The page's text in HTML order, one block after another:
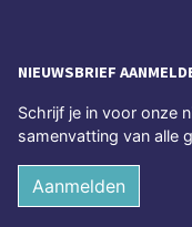
NIEUWSBRIEF
Schrijf je in voor onze
samenvatting van alle
Aanmelden